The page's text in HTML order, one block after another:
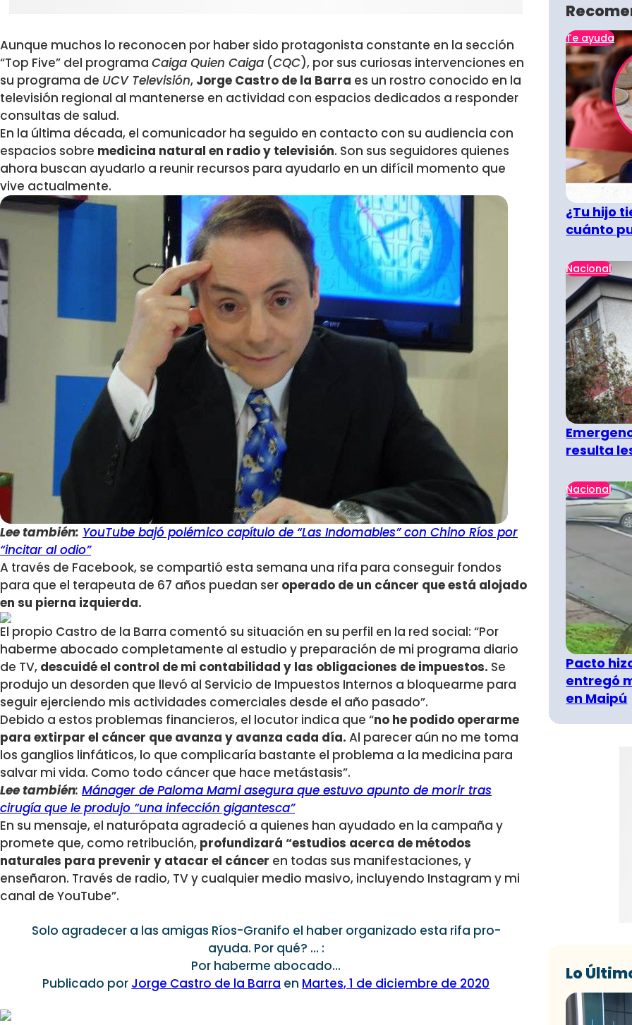
Aunque muchos lo reconocen por haber sido protagonista constante en la sección
“Top Five” del programa Caiga Quien Caiga (CQC), por sus curiosas intervenciones en
su programa de UCV Televisión, Jorge Castro de la Barra es un rostro conocido en la
televisión regional al mantenerse en actividad con espacios dedicados a responder
consultas de salud.
En la última década, el comunicador ha seguido en contacto con su audiencia con
espacios sobre medicina natural en radio y televisión. Son sus seguidores quienes
ahora buscan ayudarlo a reunir recursos para ayudarlo en un difícil momento que
vive actualmente.
Lee también: YouTube bajó polémico capítulo de “Las Indomables” con Chino Ríos por
“incitar al odio”
A través de Facebook, se compartió esta semana una rifa para conseguir fondos
para que el terapeuta de 67 años puedan ser operado de un cáncer que está alojado
en su pierna izquierda.
El propio Castro de la Barra comentó su situación en su perfil en la red social: “Por
haberme abocado completamente al estudio y preparación de mi programa diario
de TV, descuidé el control de mi contabilidad y las obligaciones de impuestos. Se
produjo un desorden que llevó al Servicio de Impuestos Internos a bloquearme para
seguir ejerciendo mis actividades comerciales desde el año pasado”.
Debido a estos problemas financieros, el locutor indica que “no he podido operarme
para extirpar el cáncer que avanza y avanza cada día. Al parecer aún no me toma
los ganglios linfáticos, lo que complicaría bastante el problema a la medicina para
salvar mi vida. Como todo cáncer que hace metástasis”.
Lee también: Mánager de Paloma Mami asegura que estuvo apunto de morir tras
cirugía que le produjo “una infección gigantesca”
En su mensaje, el naturópata agradeció a quienes han ayudado en la campaña y
promete que, como retribución, profundizará “estudios acerca de métodos
naturales para prevenir y atacar el cáncer en todas sus manifestaciones, y
enseñaron. Través de radio, TV y cualquier medio masivo, incluyendo Instagram y mi
canal de YouTube”.
Solo agradecer a las amigas Ríos-Granifo el haber organizado esta rifa pro-
ayuda. Por qué? … :
Por haberme abocado…
Publicado por Jorge Castro de la Barra en Martes, 1 de diciembre de 2020
Te ayuda
¿Tu hijo
cuánto
Nacional
resulta
Nacional
Pacto
entregó
en Maipú
Lo